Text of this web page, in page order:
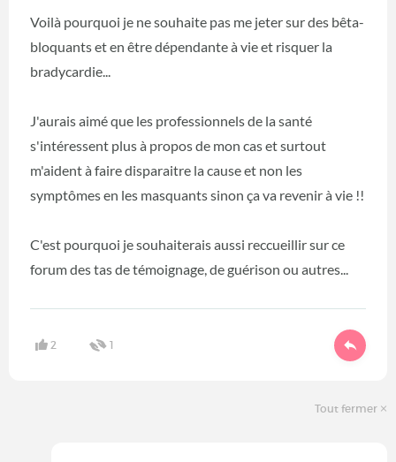
Voilà pourquoi je ne souhaite pas me jeter sur des bêta-
bloquants et en être dépendante à vie et risquer la
bradycardie...
J'aurais aimé que les professionnels de la santé
s'intéressent plus à propos de mon cas et surtout
m'aident à faire disparaitre la cause et non les
symptômes en les masquants sinon ça va revenir à vie !!
C'est pourquoi je souhaiterais aussi reccueillir sur ce
forum des tas de témoignage, de guérison ou autres...
2 1
Tout fermer